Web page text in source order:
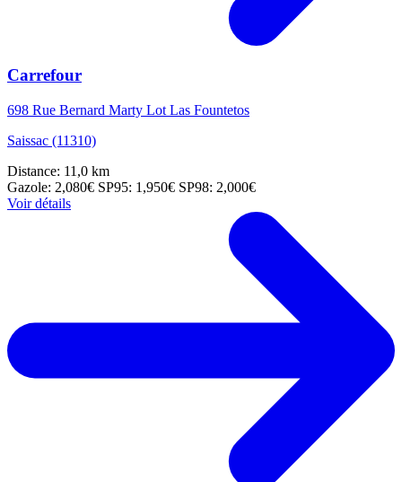
Carrefour
698 Rue Bernard Marty Lot Las Fountetos
Saissac (11310)
Distance: 11,0 km
Gazole: 2,080€ SP95: 1,950€ SP98: 2,000€
Voir détails